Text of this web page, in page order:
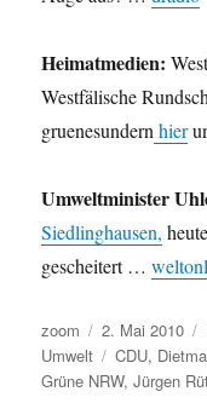
Heimatmedien:
Westfälische
gruenesundernhier
Umweltminister
Siedlinghausen,
gescheitert …
Autor
zoom
Veröffentlicht
am
2. Mai 2010
Umwelt
Schlagwörter
CDU,
Grüne NRW,Jürgen